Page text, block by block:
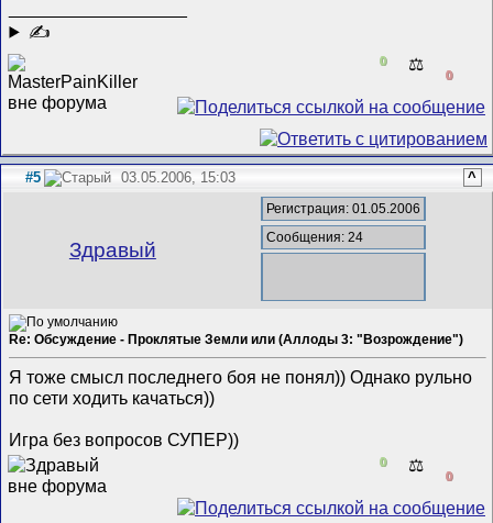
✍
0 ⚖️
0
#5 03.05.2006, 15:03 ^
Здравый
Регистрация: 01.05.2006
Сообщения: 24
Re: Обсуждение - Проклятые Земли или (Аллоды 3: "Возрождение")
Я тоже смысл последнего боя не понял)) Однако рульно
по сети ходить качаться))
Игра без вопросов СУПЕР))
0 ⚖️
0